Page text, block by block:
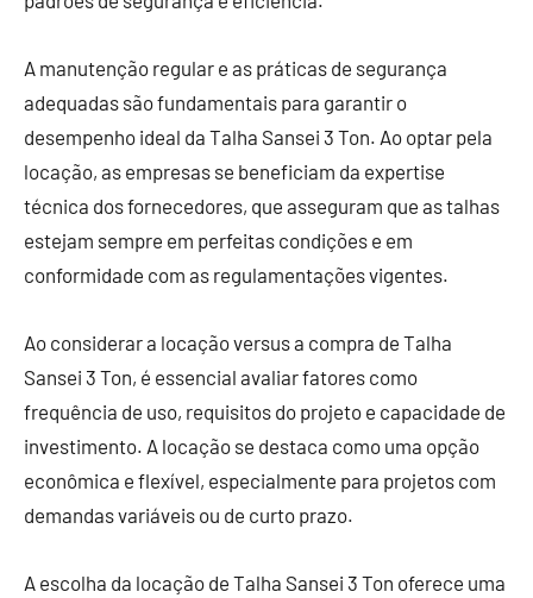
A manutenção regular e as práticas de segurança
adequadas são fundamentais para garantir o
desempenho ideal da Talha Sansei 3 Ton. Ao optar pela
locação, as empresas se beneficiam da expertise
técnica dos fornecedores, que asseguram que as talhas
estejam sempre em perfeitas condições e em
conformidade com as regulamentações vigentes.
Ao considerar a locação versus a compra de Talha
Sansei 3 Ton, é essencial avaliar fatores como
frequência de uso, requisitos do projeto e capacidade de
investimento. A locação se destaca como uma opção
econômica e flexível, especialmente para projetos com
demandas variáveis ou de curto prazo.
A escolha da locação de Talha Sansei 3 Ton oferece uma